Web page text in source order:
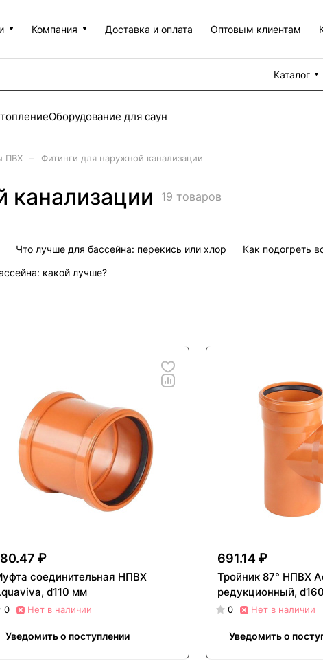
Компания Доставка и оплата Оптовым клиентам
Каталог
Оборудование для саун
ПВХ Фитинги для наружной канализации
канализации 19 товаров
Что лучше для бассейна: перекись или хлор
Как подогреть
какой лучше?
₽
соединительная НПВХ
d110 мм
0 Нет в наличии
Уведомить о поступлении
691.14 ₽
Тройник 87° НПВХ
редукционный,
0 Нет в наличии
Уведомить о